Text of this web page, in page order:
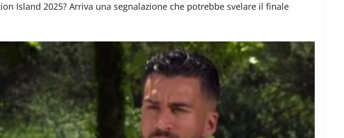
Island 2025? Arriva una segnalazione che potrebbe svelare il finale